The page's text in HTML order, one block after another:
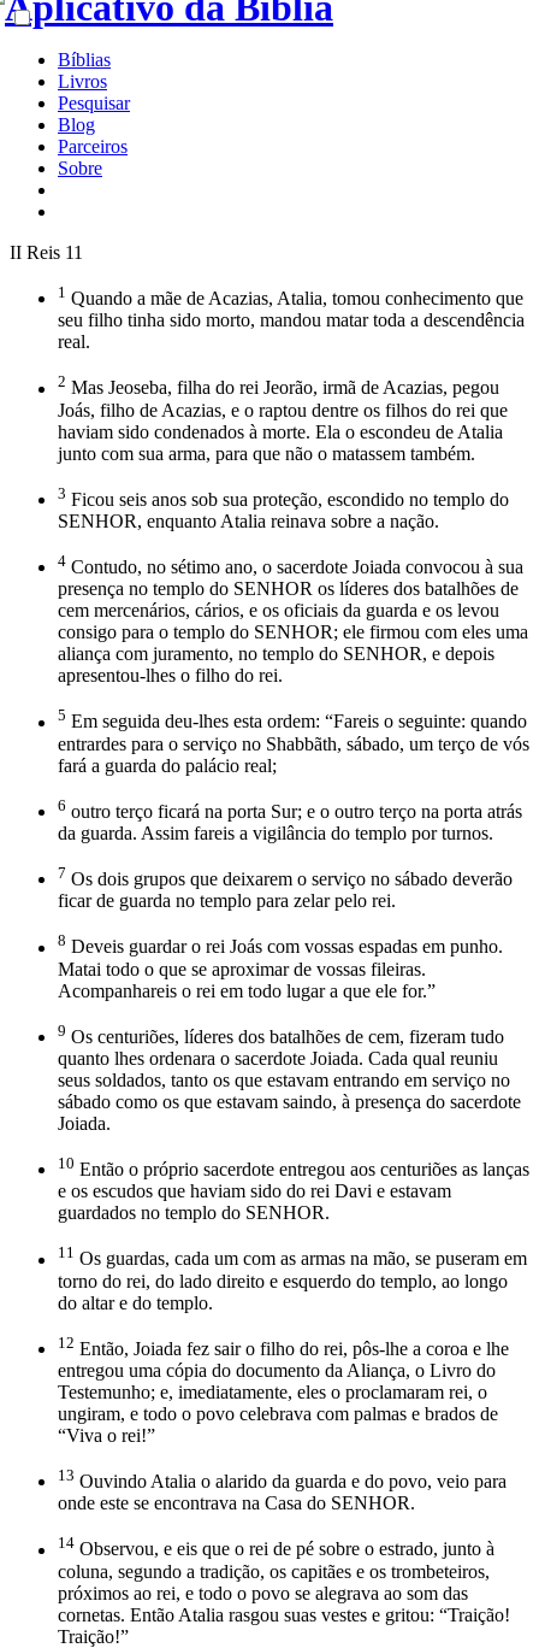
Bíblias
Livros
Pesquisar
Blog
Parceiros
Sobre
II Reis 11
1 Quando a mãe de Acazias, Atalia, tomou conhecimento que
seu filho tinha sido morto, mandou matar toda a descendência
real.
2 Mas Jeoseba, filha do rei Jeorão, irmã de Acazias, pegou
Joás, filho de Acazias, e o raptou dentre os filhos do rei que
haviam sido condenados à morte. Ela o escondeu de Atalia
junto com sua arma, para que não o matassem também.
3 Ficou seis anos sob sua proteção, escondido no templo do
SENHOR, enquanto Atalia reinava sobre a nação.
4 Contudo, no sétimo ano, o sacerdote Joiada convocou à sua
presença no templo do SENHOR os líderes dos batalhões de
cem mercenários, cários, e os oficiais da guarda e os levou
consigo para o templo do SENHOR; ele firmou com eles uma
aliança com juramento, no templo do SENHOR, e depois
apresentou-lhes o filho do rei.
5 Em seguida deu-lhes esta ordem: “Fareis o seguinte: quando
entrardes para o serviço no Shabbãth, sábado, um terço de vós
fará a guarda do palácio real;
6 outro terço ficará na porta Sur; e o outro terço na porta atrás
da guarda. Assim fareis a vigilância do templo por turnos.
7 Os dois grupos que deixarem o serviço no sábado deverão
ficar de guarda no templo para zelar pelo rei.
8 Deveis guardar o rei Joás com vossas espadas em punho.
Matai todo o que se aproximar de vossas fileiras.
Acompanhareis o rei em todo lugar a que ele for.”
9 Os centuriões, líderes dos batalhões de cem, fizeram tudo
quanto lhes ordenara o sacerdote Joiada. Cada qual reuniu
seus soldados, tanto os que estavam entrando em serviço no
sábado como os que estavam saindo, à presença do sacerdote
Joiada.
10 Então o próprio sacerdote entregou aos centuriões as lanças
e os escudos que haviam sido do rei Davi e estavam
guardados no templo do SENHOR.
11 Os guardas, cada um com as armas na mão, se puseram em
torno do rei, do lado direito e esquerdo do templo, ao longo
do altar e do templo.
12 Então, Joiada fez sair o filho do rei, pôs-lhe a coroa e lhe
entregou uma cópia do documento da Aliança, o Livro do
Testemunho; e, imediatamente, eles o proclamaram rei, o
ungiram, e todo o povo celebrava com palmas e brados de
“Viva o rei!”
13 Ouvindo Atalia o alarido da guarda e do povo, veio para
onde este se encontrava na Casa do SENHOR.
14 Observou, e eis que o rei de pé sobre o estrado, junto à
coluna, segundo a tradição, os capitães e os trombeteiros,
próximos ao rei, e todo o povo se alegrava ao som das
cornetas. Então Atalia rasgou suas vestes e gritou: “Traição!
Traição!”